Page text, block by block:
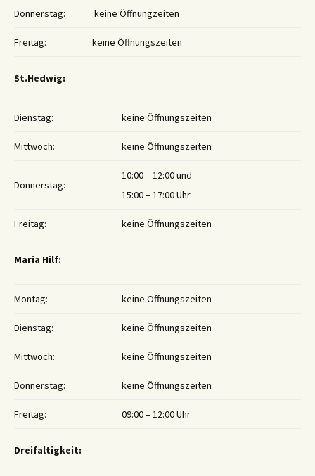
Donnerstag: keine Öffnungzeiten
Freitag: keine Öffnungszeiten
St.Hedwig:
Dienstag: keine Öffnungszeiten
Mittwoch: keine Öffnungszeiten
Donnerstag:
10:00 – 12:00 und
15:00 – 17:00 Uhr
Freitag: keine Öffnungszeiten
Maria Hilf:
Montag: keine Öffnungszeiten
Dienstag: keine Öffnungszeiten
Mittwoch: keine Öffnungszeiten
Donnerstag: keine Öffnungszeiten
Freitag: 09:00 – 12:00 Uhr
Dreifaltigkeit: